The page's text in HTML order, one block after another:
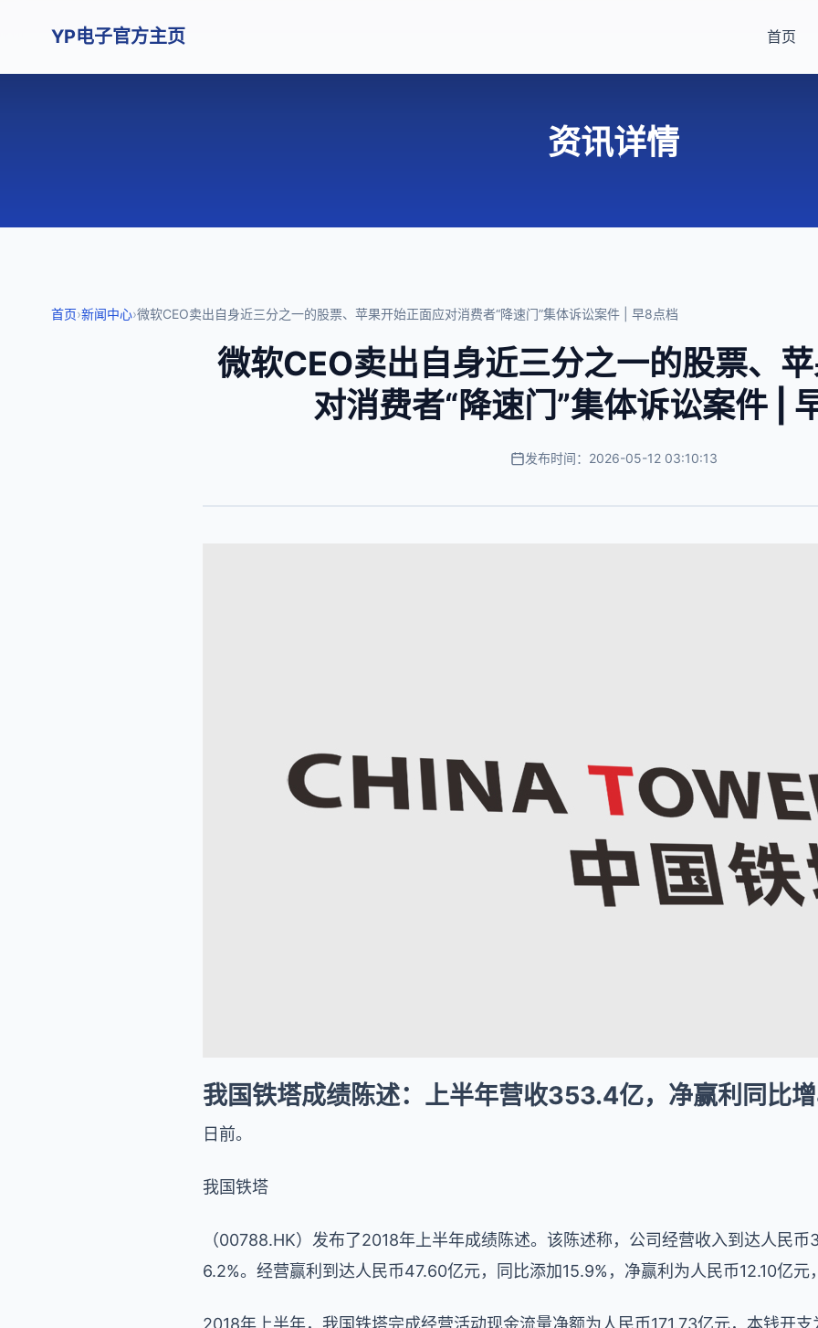
YP电子官方主页 首页
资讯详情
首页›新闻中心›微软CEO卖出自身近三分之一的股票、苹果开始正面应对消费者“降速门”集体诉讼案件 | 早8点档
微软CEO卖出自身近三分之一的股票、
对消费者“降速门”集体诉讼案件 |
发布时间：2026-05-12 03:10:13
我国铁塔成绩陈述：上半年营收353.4亿，净赢利同比
日前。
我国铁塔
（00788.HK）发布了2018年上半年成绩陈述。该陈述称，公司经营收入到达人民
6.2%。经营赢利到达人民币47.60亿元，同比添加15.9%，净赢利为人民币12.10亿元
2018年上半年，我国铁塔完成经营活动现金流量净额为人民币171.73亿元，本钱开